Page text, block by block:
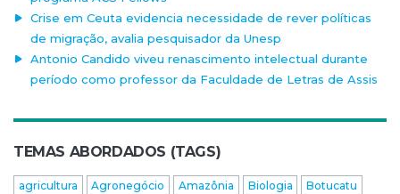
Crise em Ceuta evidencia necessidade de rever políticas
de migração, avalia pesquisador da Unesp
Antonio Candido viveu renascimento intelectual durante
período como professor da Faculdade de Letras de Assis
TEMAS ABORDADOS (TAGS)
agricultura Agronegócio Amazônia Biologia
Botucatu